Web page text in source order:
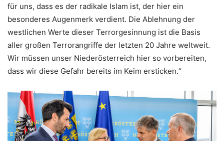
für uns, dass es der radikale Islam ist, der hier ein
besonderes Augenmerk verdient. Die Ablehnung der
westlichen Werte dieser Terrorgesinnung ist die Basis
aller großen Terrorangriffe der letzten 20 Jahre weltweit.
Wir müssen unser Niederösterreich hier so vorbereiten,
dass wir diese Gefahr bereits im Keim ersticken.“